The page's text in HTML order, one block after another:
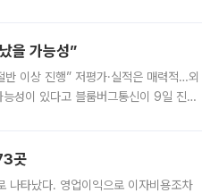
을 가능성”
이상 진행” 저평가·실적은 매력적…외
성이 있다고 블룸버그통신이 9일 진단
곳
나타났다. 영업이익으로 이자비용조차